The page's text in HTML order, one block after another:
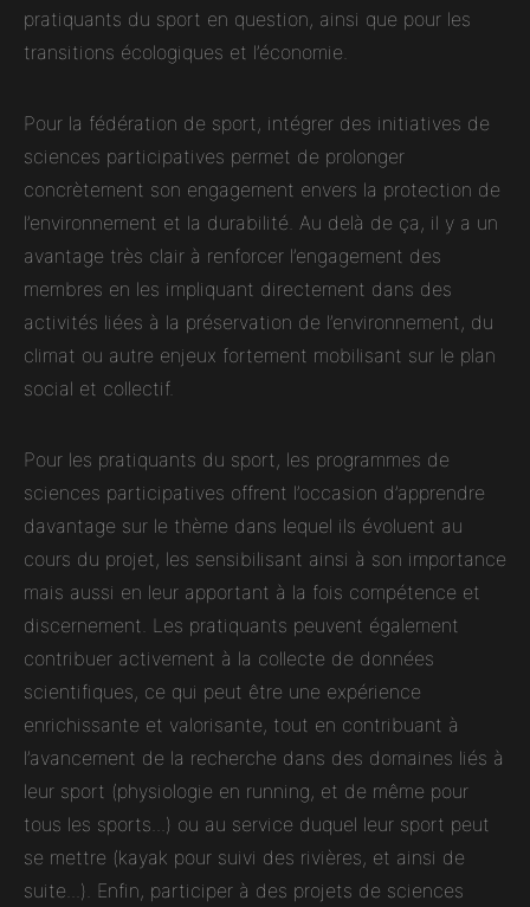
pratiquants du sport en question, ainsi que pour les
transitions écologiques et l’économie.
Pour la fédération de sport, intégrer des initiatives de
sciences participatives permet de prolonger
concrètement son engagement envers la protection de
l’environnement et la durabilité. Au delà de ça, il y a un
avantage très clair à renforcer l’engagement des
membres en les impliquant directement dans des
activités liées à la préservation de l’environnement, du
climat ou autre enjeux fortement mobilisant sur le plan
social et collectif.
Pour les pratiquants du sport, les programmes de
sciences participatives offrent l’occasion d’apprendre
davantage sur le thème dans lequel ils évoluent au
cours du projet, les sensibilisant ainsi à son importance
mais aussi en leur apportant à la fois compétence et
discernement. Les pratiquants peuvent également
contribuer activement à la collecte de données
scientifiques, ce qui peut être une expérience
enrichissante et valorisante, tout en contribuant à
l’avancement de la recherche dans des domaines liés à
leur sport (physiologie en running, et de même pour
tous les sports...) ou au service duquel leur sport peut
se mettre (kayak pour suivi des rivières, et ainsi de
suite...). Enfin, participer à des projets de sciences